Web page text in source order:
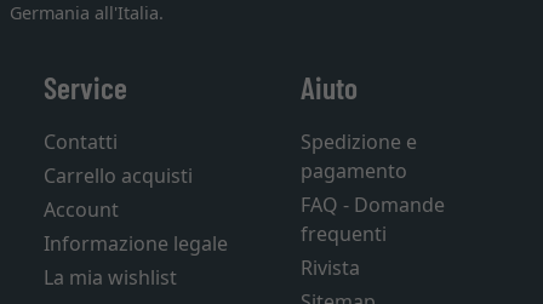
Germania all'Italia.
Service
Contatti
Carrello acquisti
Account
Informazione legale
La mia wishlist
Aiuto
Spedizione e
pagamento
FAQ - Domande
frequenti
Rivista